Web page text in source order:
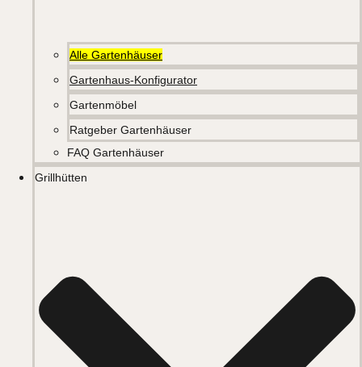
Alle Gartenhäuser
Gartenhaus-Konfigurator
Gartenmöbel
Ratgeber Gartenhäuser
FAQ Gartenhäuser
Grillhütten